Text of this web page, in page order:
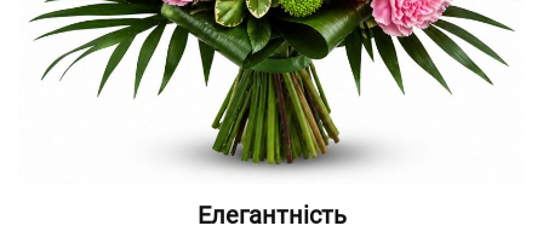
Елегантність